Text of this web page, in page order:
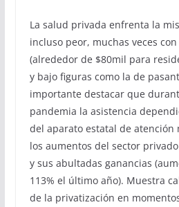
La salud privada enfrenta la
incluso peor, muchas veces
(alrededor de $80mil para
y bajo figuras como la de
importante destacar que
pandemia la asistencia
del aparato estatal de atención
los aumentos del sector
y sus abultadas ganancias
113% el último año). Muestra
de la privatización en